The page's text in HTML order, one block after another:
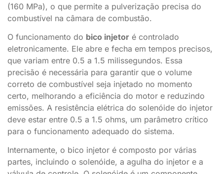
(160 MPa), o que permite a pulverização precisa do
combustível na câmara de combustão.
O funcionamento do bico injetor é controlado
eletronicamente. Ele abre e fecha em tempos precisos,
que variam entre 0.5 a 1.5 milissegundos. Essa
precisão é necessária para garantir que o volume
correto de combustível seja injetado no momento
certo, melhorando a eficiência do motor e reduzindo
emissões. A resistência elétrica do solenóide do injetor
deve estar entre 0.5 a 1.5 ohms, um parâmetro crítico
para o funcionamento adequado do sistema.
Internamente, o bico injetor é composto por várias
partes, incluindo o solenóide, a agulha do injetor e a